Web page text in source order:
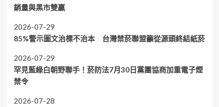
銷量與黑市雙贏
2026-07-29
85%警示圖文治標不治本 台灣禁菸聯盟籲從源頭終結紙菸
2026-07-29
罕見藍綠白朝野聯手！菸防法7月30日黨團協商加重電子煙
禁令
2026-07-28